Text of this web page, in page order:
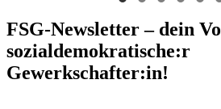
FSG-Newsletter – dein
sozialdemokratische:r
Gewerkschafter:in!